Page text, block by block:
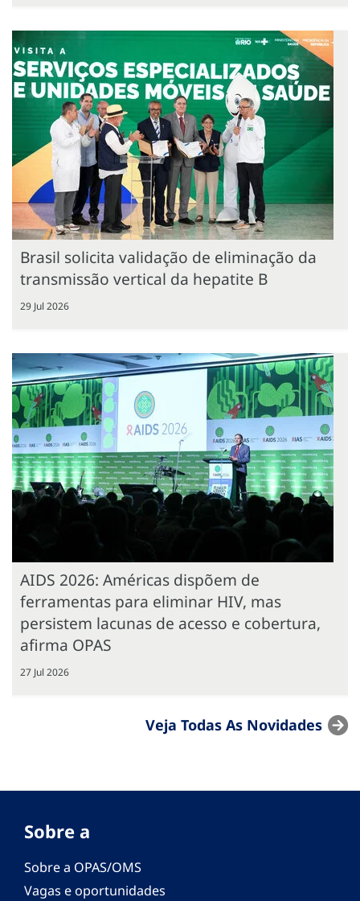
Brasil solicita validação de eliminação da
transmissão vertical da hepatite B
29 Jul 2026
AIDS 2026: Américas dispõem de
ferramentas para eliminar HIV, mas
persistem lacunas de acesso e cobertura,
afirma OPAS
27 Jul 2026
Veja Todas As Novidades
Sobre a
Sobre a OPAS/OMS
Vagas e oportunidades